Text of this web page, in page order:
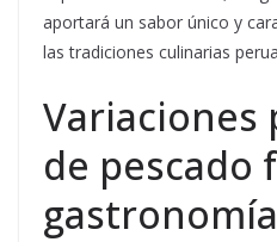
aportará un sabor único y
las tradiciones culinarias
Variaciones
de pescado